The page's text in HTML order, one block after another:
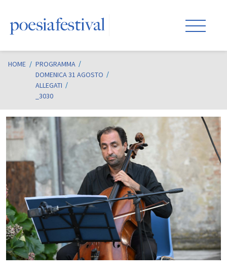
HOME / PROGRAMMA
DOMENICA 31 AGOSTO
ALLEGATI
_3030